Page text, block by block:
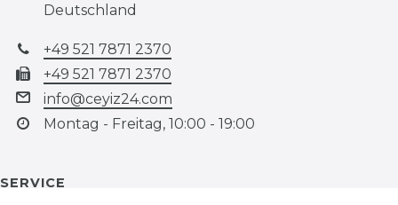
Deutschland
+49 521 7871 2370
+49 521 7871 2370
info@ceyiz24.com
Montag - Freitag, 10:00 - 19:00
SERVICE